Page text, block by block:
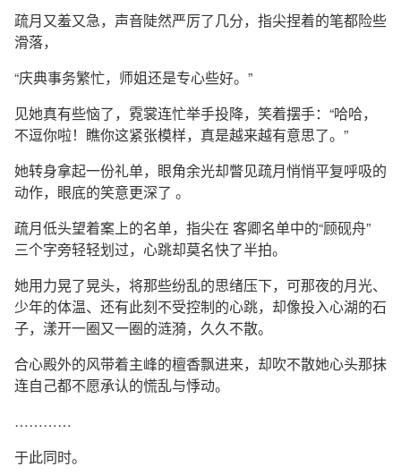
疏月又羞又急，声音陡然严厉了几分，指尖捏着的笔都险些
滑落，
“庆典事务繁忙，师姐还是专心些好。”
见她真有些恼了，霓裳连忙举手投降，笑着摆手：“哈哈，
不逗你啦！瞧你这紧张模样，真是越来越有意思了。”
她转身拿起一份礼单，眼角余光却瞥见疏月悄悄平复呼吸的
动作，眼底的笑意更深了 。
疏月低头望着案上的名单，指尖在 客卿名单中的“顾砚舟”
三个字旁轻轻划过，心跳却莫名快了半拍。
她用力晃了晃头，将那些纷乱的思绪压下，可那夜的月光、
少年的体温、还有此刻不受控制的心跳，却像投入心湖的石
子，漾开一圈又一圈的涟漪，久久不散。
合心殿外的风带着主峰的檀香飘进来，却吹不散她心头那抹
连自己都不愿承认的慌乱与悸动。
…………
于此同时。